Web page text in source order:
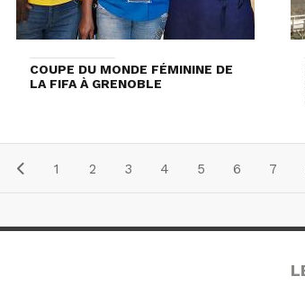
COUPE DU MONDE FÉMININE DE
LA FIFA À GRENOBLE
1 2 3 4 5 6 7